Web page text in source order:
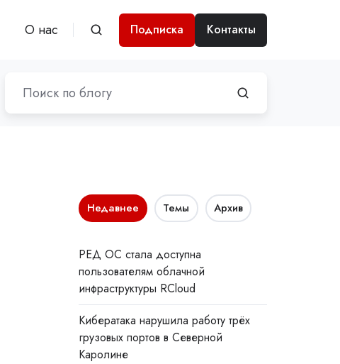
О нас Подписка Контакты
Недавнее Темы Архив
РЕД ОС стала доступна
пользователям облачной
инфраструктуры RCloud
Кибератака нарушила работу трёх
грузовых портов в Северной
Каролине